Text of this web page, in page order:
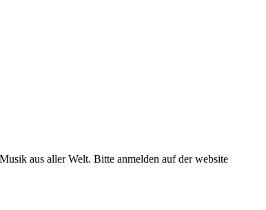
aus aller Welt. Bitte anmelden auf der website